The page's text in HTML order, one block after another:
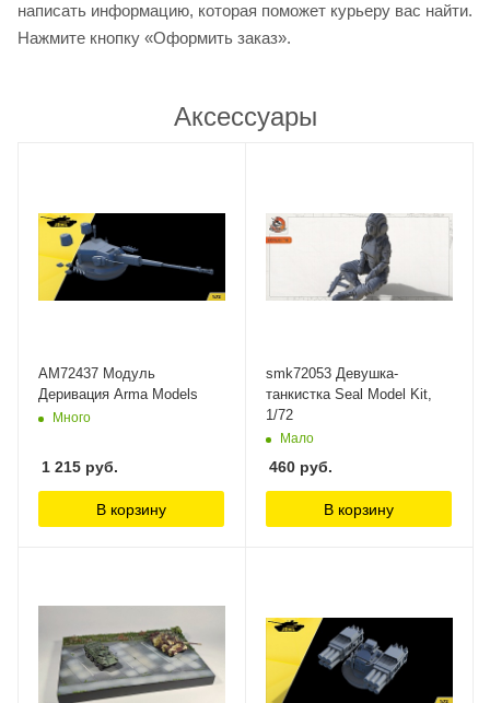
написать информацию, которая поможет курьеру вас найти.
Нажмите кнопку «Оформить заказ».
Аксессуары
AM72437 Модуль
Деривация Arma Models
Много
1 215 руб.
В корзину
smk72053 Девушка-
танкистка Seal Model Kit,
1/72
Мало
460 руб.
В корзину